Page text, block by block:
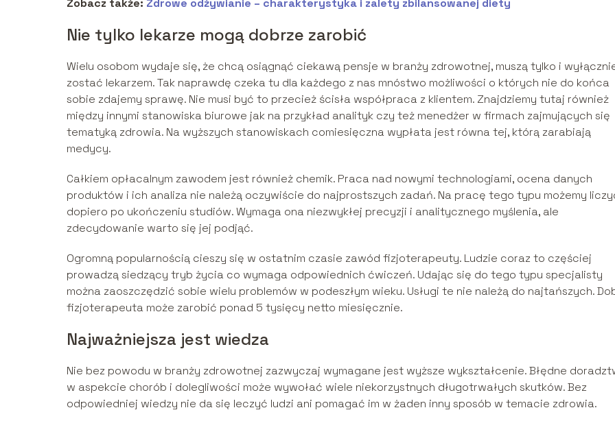
Zobacz także: Zdrowe odżywianie – charakterystyka i zalety zbilansowanej diety
Nie tylko lekarze mogą dobrze zarobić
Wielu osobom wydaje się, że chcą osiągnąć ciekawą pensje w branży zdrowotnej, muszą tylko i
zostać lekarzem. Tak naprawdę czeka tu dla każdego z nas mnóstwo możliwości o których nie do końca
sobie zdajemy sprawę. Nie musi być to przecież ścisła współpraca z klientem. Znajdziemy tutaj również
między innymi stanowiska biurowe jak na przykład analityk czy też menedżer w firmach zajmujących się
tematyką zdrowia. Na wyższych stanowiskach comiesięczna wypłata jest równa tej, którą zarabiają
medycy.
Całkiem opłacalnym zawodem jest również chemik. Praca nad nowymi technologiami, ocena danych
produktów i ich analiza nie należą oczywiście do najprostszych zadań. Na pracę tego typu możemy
dopiero po ukończeniu studiów. Wymaga ona niezwykłej precyzji i analitycznego myślenia, ale
zdecydowanie warto się jej podjąć.
Ogromną popularnością cieszy się w ostatnim czasie zawód fizjoterapeuty. Ludzie coraz to częściej
prowadzą siedzący tryb życia co wymaga odpowiednich ćwiczeń. Udając się do tego typu specjalisty
można zaoszczędzić sobie wielu problemów w podeszłym wieku. Usługi te nie należą do najtańszych.
fizjoterapeuta może zarobić ponad 5 tysięcy netto miesięcznie.
Najważniejsza jest wiedza
Nie bez powodu w branży zdrowotnej zazwyczaj wymagane jest wyższe wykształcenie. Błędne
w aspekcie chorób i dolegliwości może wywołać wiele niekorzystnych długotrwałych skutków. Bez
odpowiedniej wiedzy nie da się leczyć ludzi ani pomagać im w żaden inny sposób w temacie zdrowia.